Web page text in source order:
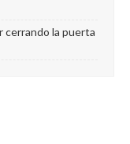
cerrando la puerta